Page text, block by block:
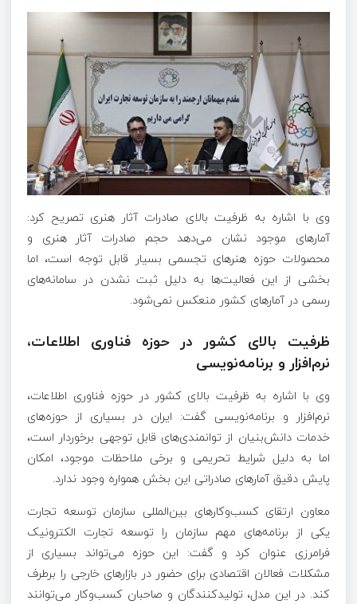
وی با اشاره به ظرفیت بالای صادرات آثار هنری تصریح کرد:
آمارهای موجود نشان می‌دهد حجم صادرات آثار هنری و
محصولات حوزه هنرهای تجسمی بسیار قابل توجه است، اما
بخشی از این فعالیت‌ها به دلیل ثبت نشدن در سامانه‌های
رسمی در آمارهای کشور منعکس نمی‌شود.
ظرفیت بالای کشور در حوزه فناوری اطلاعات،
نرم‌افزار و برنامه‌نویسی
وی با اشاره به ظرفیت بالای کشور در حوزه فناوری اطلاعات،
نرم‌افزار و برنامه‌نویسی گفت: ایران در بسیاری از حوزه‌های
خدمات دانش‌بنیان از توانمندی‌های قابل توجهی برخوردار است،
اما به دلیل شرایط تحریمی و برخی ملاحظات موجود، امکان
پایش دقیق آمارهای صادراتی این بخش همواره وجود ندارد.
معاون ارتقای کسب‌وکارهای بین‌المللی سازمان توسعه تجارت
یکی از برنامه‌های مهم سازمان را توسعه تجارت الکترونیک
فرامرزی عنوان کرد و گفت: این حوزه می‌تواند بسیاری از
مشکلات فعالان اقتصادی برای حضور در بازارهای خارجی را برطرف
کند. در این مدل، تولیدکنندگان و صاحبان کسب‌وکار می‌توانند